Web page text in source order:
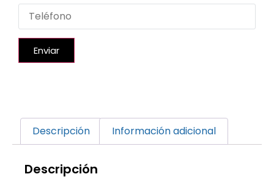
Enviar
Descripción Información adicional
Descripción